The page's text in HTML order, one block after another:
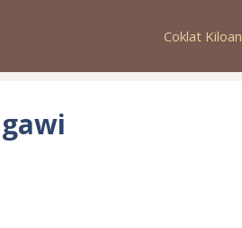
Coklat Kiloan